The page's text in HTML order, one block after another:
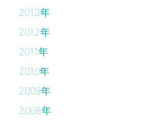
2013年
2012年
2011年
2010年
2009年
2008年